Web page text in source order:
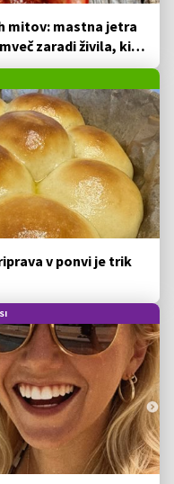
mitov: mastna jetra
zaradi živila, ki
v ponvi je trik